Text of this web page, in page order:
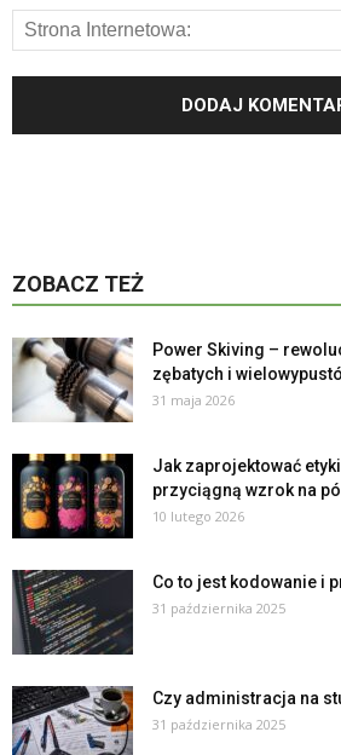
ZOBACZ TEŻ
Power Skiving –
zębatych i
31 maja 2026
Jak zaprojektować
przyciągną wzrok na
10 lutego 2026
Co to jest kodowanie i
31 października 2025
Czy administracja na
31 października 2025